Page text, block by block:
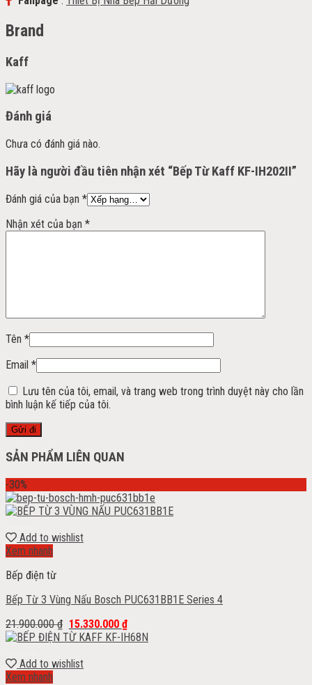
Brand
Kaff
Đánh giá
Chưa có đánh giá nào.
Hãy là người đầu tiên nhận xét “Bếp Từ Kaff KF-IH202II”
Đánh giá của bạn *
Nhận xét của bạn *
Tên *
Email *
Lưu tên của tôi, email, và trang web trong trình duyệt này cho lần
bình luận kế tiếp của tôi.
SẢN PHẨM LIÊN QUAN
-30%
Add to wishlist
Xem nhanh
Bếp điện từ
Bếp Từ 3 Vùng Nấu Bosch PUC631BB1E Series 4
21.900.000₫ 15.330.000 ₫
Add to wishlist
Xem nhanh